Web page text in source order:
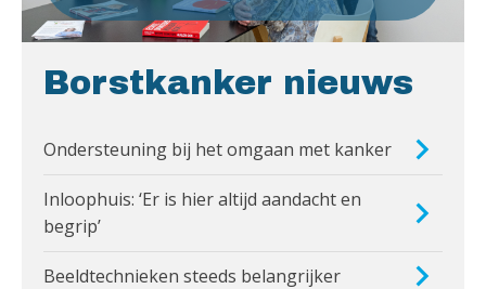
Borstkanker nieuws
Ondersteuning bij het omgaan met kanker
Inloophuis: ‘Er is hier altijd aandacht en
begrip’
Beeldtechnieken steeds belangrijker